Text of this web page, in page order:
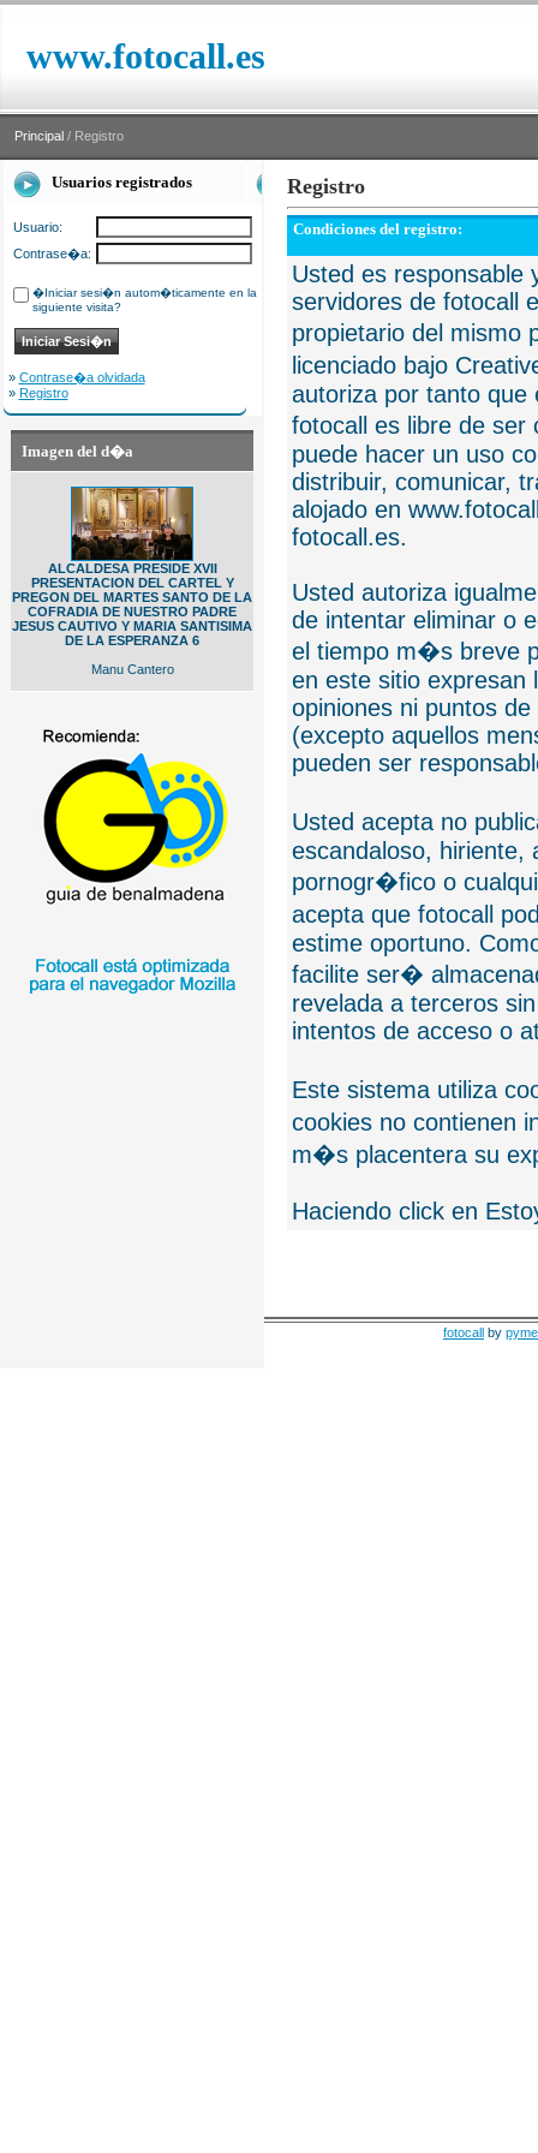
www.fotocall.es
Principal / Registro
Usuarios registrados
Usuario:
Contrase�a:
�Iniciar sesi�n autom�ticamente en la
siguiente visita?
» Contrase�a olvidada
» Registro
Imagen del d�a
ALCALDESA PRESIDE XVII
PRESENTACION DEL CARTEL Y
PREGON DEL MARTES SANTO DE LA
COFRADIA DE NUESTRO PADRE
JESUS CAUTIVO Y MARIA SANTISIMA
DE LA ESPERANZA 6
Manu Cantero
Registro
Condiciones del registro:
Usted es responsable
servidores de fotocall
propietario del mismo
licenciado bajo
autoriza por tanto que
fotocall es libre de
puede hacer un uso
distribuir, comunicar,
alojado en
fotocall.es.
Usted autoriza
de intentar eliminar o
el tiempo m�s breve
en este sitio expresan
opiniones ni puntos
(excepto aquellos
pueden ser
Usted acepta no
escandaloso, hiriente,
pornogr�fico o
acepta que fotocall
estime oportuno.
facilite ser�
revelada a terceros
intentos de acceso o
Este sistema utiliza
cookies no contienen
m�s placentera su
Haciendo click en
fotocall by